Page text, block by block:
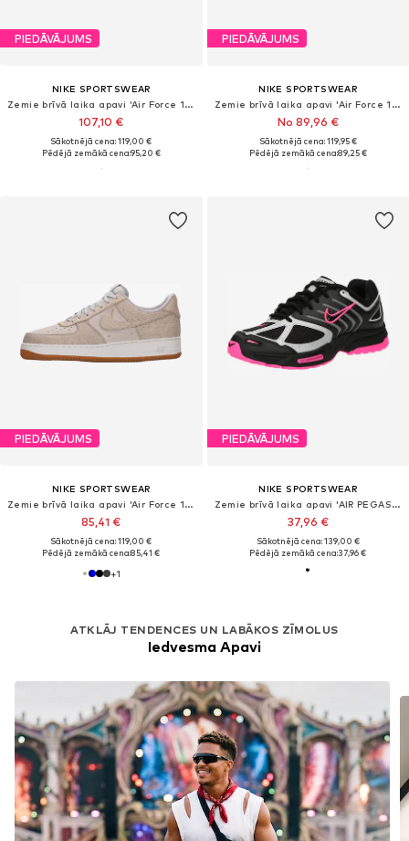
PIEDĀVĀJUMS
NIKE SPORTSWEAR
Zemie brīvā laika apavi 'Air Force 1 '07'
107,10 €
Sākotnējā cena: 119,00 €
Pēdējā zemākā cena:95,20 €
PIEDĀVĀJUMS
NIKE SPORTSWEAR
Zemie brīvā laika apavi 'Air Force 1 07'
No 89,96 €
Sākotnējā cena: 119,95 €
Pēdējā zemākā cena:89,25 €
PIEDĀVĀJUMS
NIKE SPORTSWEAR
Zemie brīvā laika apavi 'Air Force 1 07 LV8'
85,41 €
Sākotnējā cena: 119,00 €
Pēdējā zemākā cena:85,41 €
+1
PIEDĀVĀJUMS
NIKE SPORTSWEAR
Zemie brīvā laika apavi 'AIR PEGASUS 2005'
37,96 €
Sākotnējā cena: 139,00 €
Pēdējā zemākā cena:37,96 €
ATKLĀJ TENDENCES UN LABĀKOS ZĪMOLUS
Iedvesma Apavi